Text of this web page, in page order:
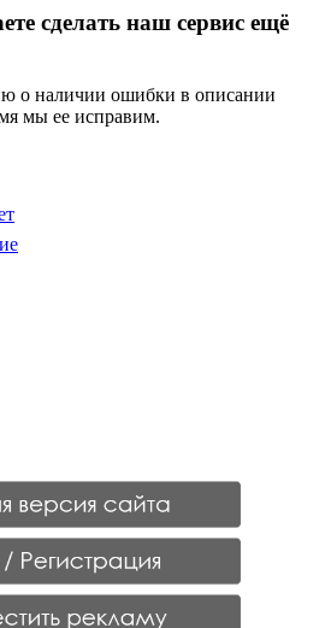
сделать наш сервис ещё
о наличии ошибки в описании
мы ее исправим.